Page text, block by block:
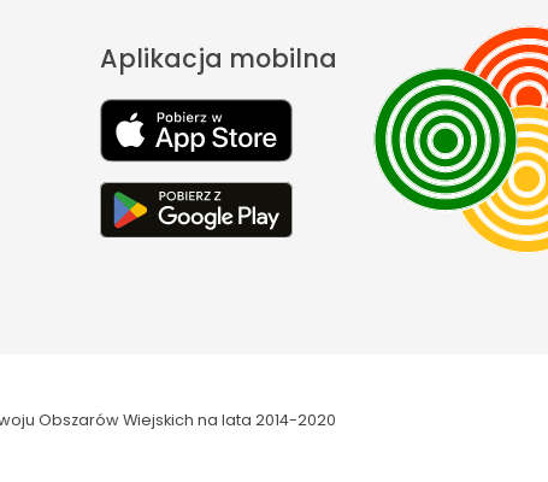
Aplikacja mobilna
Obszarów Wiejskich na lata 2014-2020